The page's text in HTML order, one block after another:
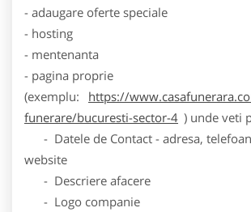
- adaugare oferte speciale
- hosting
- mentenanta
- pagina proprie
(exemplu:
https://
funerare/bucuresti-sector-4 ) unde veti
- Datele de Contact - adresa,
website
- Descriere afacere
- Logo companie